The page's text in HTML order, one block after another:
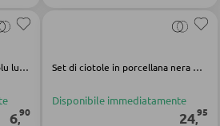
bar
Piatto seppia SEMANA gres blu lucido
6,90
Set di ciotole in porcellana nera Gunten
Disponibile immediatamente
24,95